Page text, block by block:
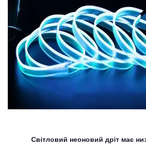
Світловий неоновий дріт має